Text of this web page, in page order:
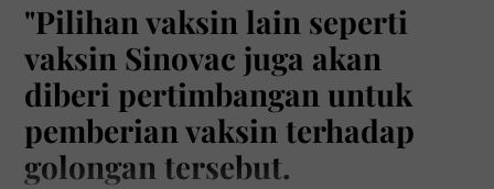
"Pilihan vaksin lain seperti
vaksin Sinovac juga akan
diberi pertimbangan untuk
pemberian vaksin terhadap
golongan tersebut.